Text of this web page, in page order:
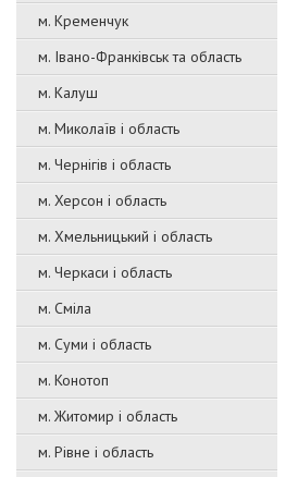
м. Кременчук
м. Івано-Франківськ та область
м. Калуш
м. Миколаїв і область
м. Чернігів і область
м. Херсон і область
м. Хмельницький і область
м. Черкаси і область
м. Сміла
м. Суми і область
м. Конотоп
м. Житомир і область
м. Рівне і область